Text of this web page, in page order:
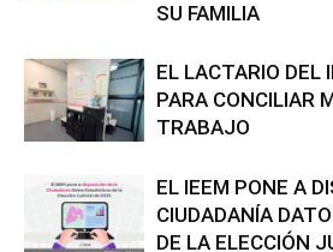
SU FAMILIA
EL LACTARIO DEL
PARA CONCILIAR
TRABAJO
EL IEEM PONE A
CIUDADANÍA
DE LA ELECCIÓN